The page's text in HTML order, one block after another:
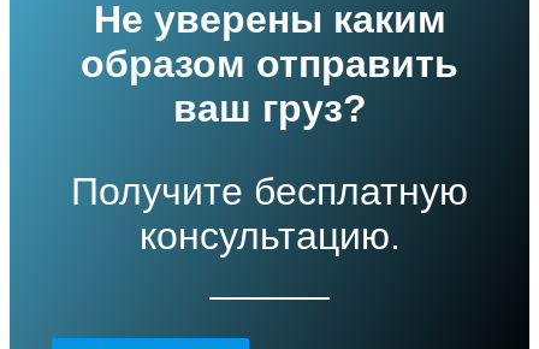
Не уверены каким
образом отправить
ваш груз?
Получите бесплатную
консультацию.